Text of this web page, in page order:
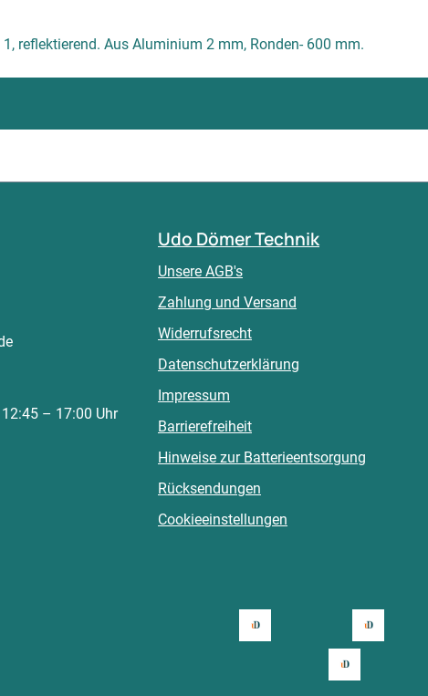
reflektierend. Aus Aluminium 2 mm, Ronden- 600 mm.
– 17:00 Uhr
Udo Dömer Technik
Unsere AGB's
Zahlung und Versand
Widerrufsrecht
Datenschutzerklärung
Impressum
Barrierefreiheit
Hinweise zur Batterieentsorgung
Rücksendungen
Cookieeinstellungen